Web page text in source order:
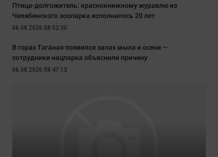
Птица-долгожитель: краснокнижному журавлю из
Челябинского зоопарка исполнилось 20 лет
06.08.2026 08:52:30
В горах Таганая появился запах мыла и осени —
сотрудники нацпарка объяснили причину
06.08.2026 08:47:13